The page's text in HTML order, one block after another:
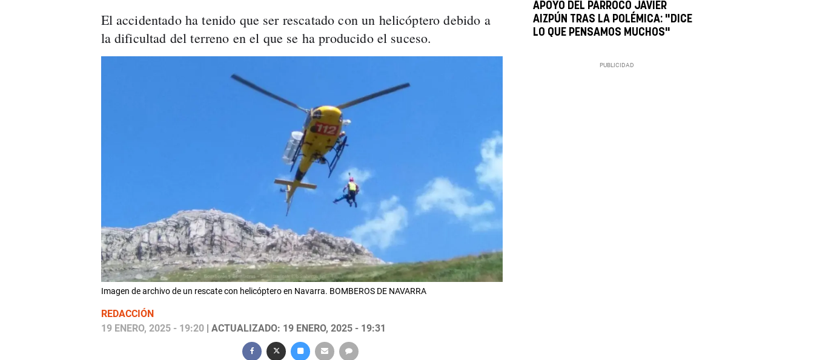
El accidentado ha tenido que ser rescatado con un helicóptero debido a
la dificultad del terreno en el que se ha producido el suceso.
Imagen de archivo de un rescate con helicóptero en Navarra. BOMBEROS DE NAVARRA
REDACCIÓN
19 ENERO, 2025 - 19:20| ACTUALIZADO: 19 ENERO, 2025 - 19:31
APOYO DEL PÁRROCO JAVIER
AIZPÚN TRAS LA POLÉMICA: "DICE
LO QUE PENSAMOS MUCHOS"